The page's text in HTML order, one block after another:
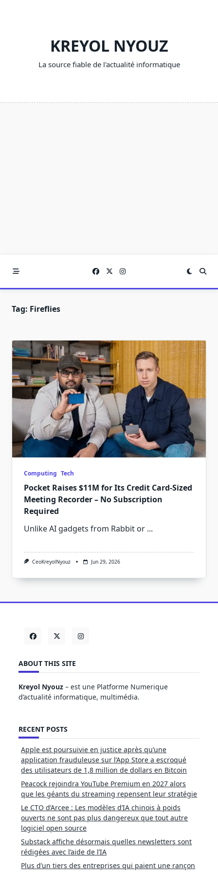
KREYOL NYOUZ
La source fiable de l'actualité informatique
Tag: Fireflies
Computing Tech
Pocket Raises $11M for Its Credit Card-Sized
Meeting Recorder – No Subscription
Required
Unlike AI gadgets from Rabbit or ...
CeoKreyolNyouz Jun 29, 2026
ABOUT THIS SITE
Kreyol Nyouz – est une Platforme Numerique
d’actualité informatique, multimédia.
RECENT POSTS
Apple est poursuivie en justice après qu’une
application frauduleuse sur l’App Store a escroqué
des utilisateurs de 1,8 million de dollars en Bitcoin
Peacock rejoindra YouTube Premium en 2027 alors
que les géants du streaming repensent leur stratégie
Le CTO d’Arcee : Les modèles d’IA chinois à poids
ouverts ne sont pas plus dangereux que tout autre
logiciel open source
Substack affiche désormais quelles newsletters sont
rédigées avec l’aide de l’IA
Plus d’un tiers des entreprises qui paient une rançon